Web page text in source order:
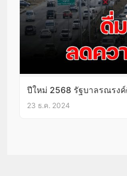
ปีใหม่ 2568 รัฐบาลรณรง
23 ธ.ค. 2024